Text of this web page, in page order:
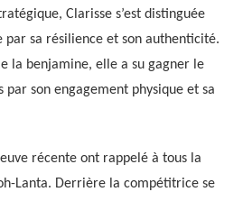
Clarisse s’est distinguée
par sa résilience et son authenticité.
la benjamine, elle a su gagner le
par son engagement physique et sa
récente ont rappelé à tous la
Lanta. Derrière la compétitrice se